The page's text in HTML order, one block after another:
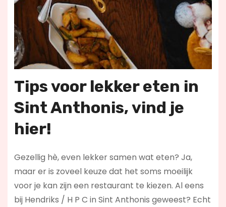
Tips voor lekker eten in
Sint Anthonis, vind je
hier!
Gezellig hè, even lekker samen wat eten? Ja,
maar er is zoveel keuze dat het soms moeilijk
voor je kan zijn een restaurant te kiezen. Al eens
bij Hendriks / H P C in Sint Anthonis geweest? Echt